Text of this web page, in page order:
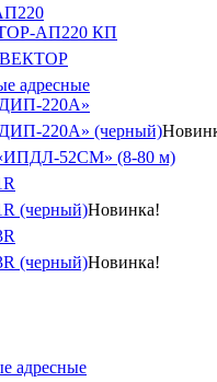
АП220 КП
адресные
220А»
220А» (черный)
52СМ» (8-80 м)
(черный)Новинка!
(черный)Новинка!
адресные